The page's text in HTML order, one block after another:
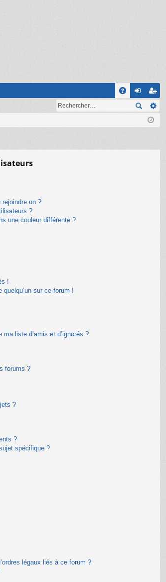
on
on
ns
cri
on
un ?
?
une couleur différente ?
!
quelqu’un sur ce forum !
liste d’amis et d’ignorés ?
forums ?
?
?
spécifique ?
légaux liés à ce forum ?